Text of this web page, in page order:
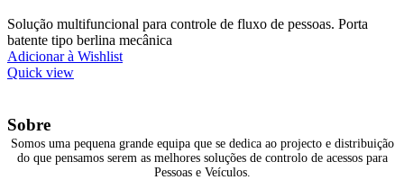
Solução multifuncional para controle de fluxo de pessoas. Porta
batente tipo berlina mecânica
Adicionar à Wishlist
Quick view
Sobre
Somos uma pequena grande equipa que se dedica ao projecto e distribuição
do que pensamos serem as melhores soluções de controlo de acessos para
Pessoas e Veículos.